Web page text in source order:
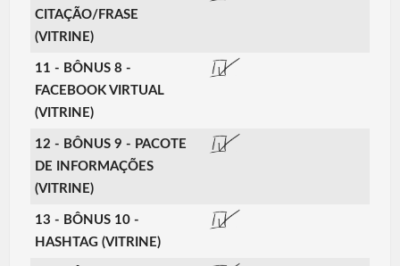
CITAÇÃO/FRASE
(VITRINE)
11 - BÔNUS 8 -
FACEBOOK VIRTUAL
(VITRINE)
12 - BÔNUS 9 - PACOTE
DE INFORMAÇÕES
(VITRINE)
13 - BÔNUS 10 -
HASHTAG (VITRINE)